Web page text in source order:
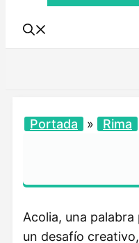
Portada » Rima
Acolia, una
un desafío